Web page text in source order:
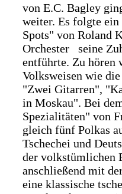
von E.C. Bagley
weiter. Es folgte
Spots" von Roland
Orchester seine
entführte. Zu hören
Volksweisen wie
"Zwei Gitarren",
in Moskau". Bei
Spezialitäten" von
gleich fünf Polkas
Tschechei und
der volkstümlichen
anschließend mit
eine klassische